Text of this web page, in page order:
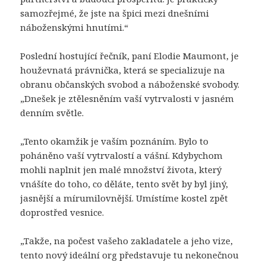
samozřejmé, že jste na špici mezi dnešními
náboženskými hnutími.“
Poslední hostující řečník, paní Elodie Maumont, je
houževnatá právnička, která se specializuje na
obranu občanských svobod a náboženské svobody.
„Dnešek je ztělesněním vaší vytrvalosti v jasném
denním světle.
„Tento okamžik je vaším poznáním. Bylo to
poháněno vaší vytrvalostí a vášní. Kdybychom
mohli naplnit jen malé množství života, který
vnášíte do toho, co děláte, tento svět by byl jiný,
jasnější a mírumilovnější. Umístíme kostel zpět
doprostřed vesnice.
„Takže, na počest vašeho zakladatele a jeho vize,
tento nový ideální org představuje tu nekonečnou